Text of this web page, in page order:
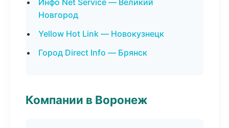
Инфо Net Service — Великий
Новгород
Yellow Hot Link — Новокузнецк
Город Direct Info — Брянск
Компании в Воронеж